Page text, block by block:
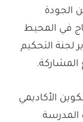
الجودة
في المحيط
لجنة التحكيم
الأكاديمي
المدرسة